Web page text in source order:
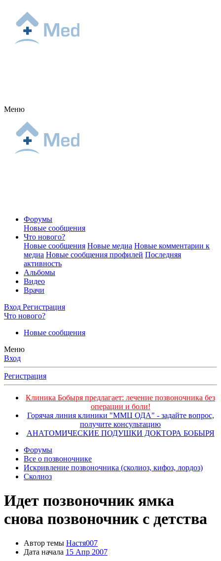
Меню
Форумы
Новые сообщения
Что нового?
Новые сообщения Новые медиа Новые комментарии к
медиа Новые сообщения профилей Последняя
активность
Альбомы
Видео
Врачи
Вход Регистрация
Что нового?
Новые сообщения
Меню
Вход
Регистрация
Клиника Бобыря предлагает: лечение позвоночника без
операции и боли!
Горячая линия клиники "ММЦ ОДА" - задайте вопрос,
получите консультацию
АНАТОМИЧЕСКИЕ ПОДУШКИ ДОКТОРА БОБЫРЯ
Форумы
Все о позвоночнике
Искривление позвоночника (сколиоз, кифоз, лордоз)
Сколиоз
Идет позвоночник ямка
снова позвоночник с детства
Автор темы Настя007
Дата начала 15 Апр 2007